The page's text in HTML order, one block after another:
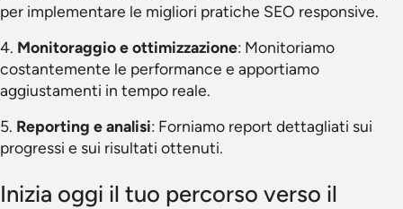
per implementare le migliori pratiche SEO responsive.
4. Monitoraggio e ottimizzazione: Monitoriamo
costantemente le performance e apportiamo
aggiustamenti in tempo reale.
5. Reporting e analisi: Forniamo report dettagliati sui
progressi e sui risultati ottenuti.
Inizia oggi il tuo percorso verso il